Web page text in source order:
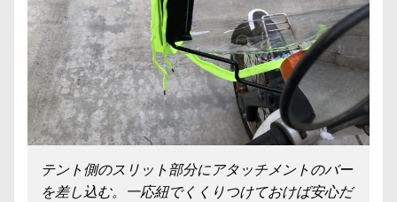
テント側のスリット部分にアタッチメントのバー
を差し込む。一応紐でくくりつけておけば安心だ